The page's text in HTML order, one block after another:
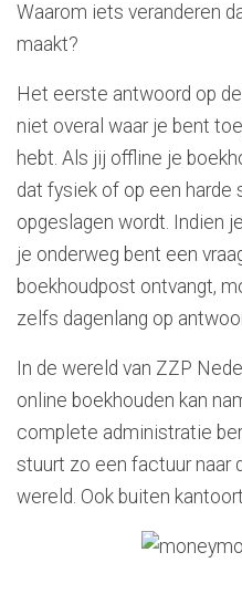
Waarom iets veranderen
maakt?
Het eerste antwoord op
niet overal waar je bent
hebt. Als jij offline je
dat fysiek of op een
opgeslagen wordt. Indien
je onderweg bent een
boekhoudpost ontvangt,
zelfs dagenlang op
In de wereld van ZZP
online boekhouden kan
complete administratie
stuurt zo een factuur naar
wereld. Ook buiten